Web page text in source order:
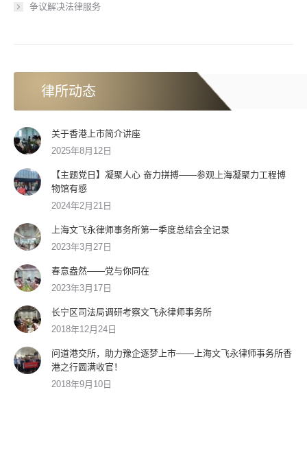
争议解决法律服务
律所动态
关于香港上市简介讲座
2025年8月12日
【主题党日】凝聚人心 奋力拼搏——参观上海凝聚力工程博
物馆有感
2024年2月21日
上海文飞永律师事务所第一季度总结会全记录
2023年3月27日
春意盎然——党与你同在
2023年3月17日
长宁区司法局调研考察文飞永律师事务所
2018年12月24日
问道港交所，助力豫企逐梦上市——上海文飞永律师事务所香
港之行圆满收官！
2018年9月10日